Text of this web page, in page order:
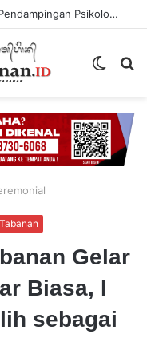
Polres Tabanan Beri Bantuan Dan Pendampingan Psikologis
Switch
Tabanan
Gelar
Biasa, I
sebagai